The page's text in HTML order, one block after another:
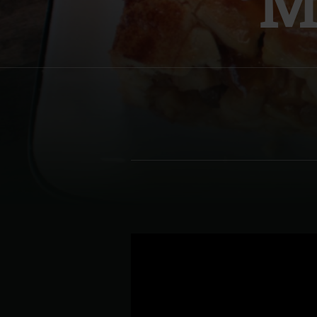
Denmark | Danmark